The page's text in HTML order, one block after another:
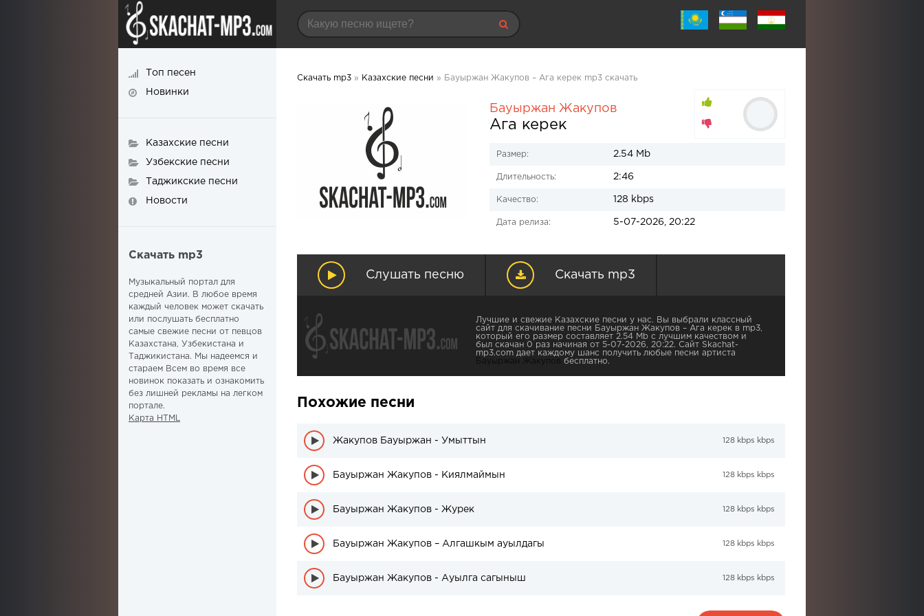
Скачать mp3 » Казахские песни » Бауыржан Жакупов – Ага керек mp3 скачать
Бауыржан Жакупов
Ага керек
Размер: 2.54 Mb
Длительность: 2:46
Качество: 128 kbps
Дата релиза: 5-07-2026, 20:22
Слушать песню Скачать mp3
Лучшие и свежие Казахские песни у нас. Вы выбрали классный
сайт для скачивание песни Бауыржан Жакупов – Ага керек в mp3,
который его размер составляет 2.54 Mb с лучшим качеством и
был скачан 0 раз начиная от 5-07-2026, 20:22. Сайт Skachat-
mp3.com дает каждому шанс получить любые песни артиста
Бауыржан Жакупов
бесплатно.
Похожие песни
Жакупов Бауыржан - Умыттын 128 kbps kbps
Бауыржан Жакупов - Киялмаймын 128 kbps kbps
Бауыржан Жакупов - Журек 128 kbps kbps
Бауыржан Жакупов – Алгашкым ауылдагы 128 kbps kbps
Бауыржан Жакупов - Ауылга сагыныш 128 kbps kbps
Топ песен
Новинки
Казахские песни
Узбекские песни
Таджикские песни
Новости
Скачать mp3
Музыкальный портал для
средней Азии. В любое время
каждый человек может скачать
или послушать бесплатно
самые свежие песни от певцов
Казахстана, Узбекистана и
Таджикистана. Мы надеемся и
стараем Всем во время все
новинок показать и ознакомить
без лишней рекламы на легком
портале.
Карта HTML